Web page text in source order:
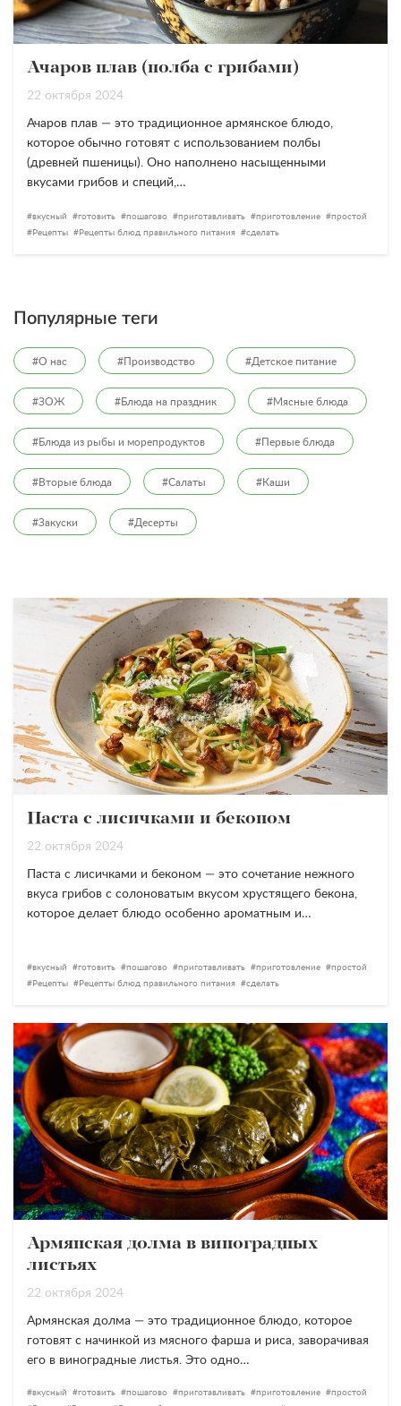
Ачаров плав (полба с грибами)
22 октября 2024
Ачаров плав — это традиционное армянское блюдо,
которое обычно готовят с использованием полбы
(древней пшеницы). Оно наполнено насыщенными
вкусами грибов и специй,…
вкусный готовить пошагово приготавливать приготовление
простой
Рецепты
Рецепты блюд правильного питания сделать
Популярные теги
#О нас #Производство #Детское питание
#ЗОЖ #Блюда на праздник #Мясные блюда
#Блюда из рыбы и морепродуктов #Первые блюда
#Вторые блюда #Салаты #Каши
#Закуски #Десерты
Паста с лисичками и беконом
22 октября 2024
Паста с лисичками и беконом — это сочетание нежного
вкуса грибов с солоноватым вкусом хрустящего бекона,
которое делает блюдо особенно ароматным и…
вкусный готовить пошагово приготавливать приготовление
простой
Рецепты
Рецепты блюд правильного питания сделать
Армянская долма в виноградных
листьях
22 октября 2024
Армянская долма — это традиционное блюдо, которое
готовят с начинкой из мясного фарша и риса, заворачивая
его в виноградные листья. Это одно…
вкусный готовить пошагово приготавливать приготовление
простой